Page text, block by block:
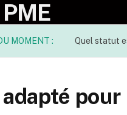
MOMENT : Quel statut